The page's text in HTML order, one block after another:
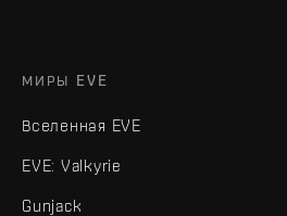
МИРЫ EVE
Вселенная EVE
EVE: Valkyrie
Gunjack